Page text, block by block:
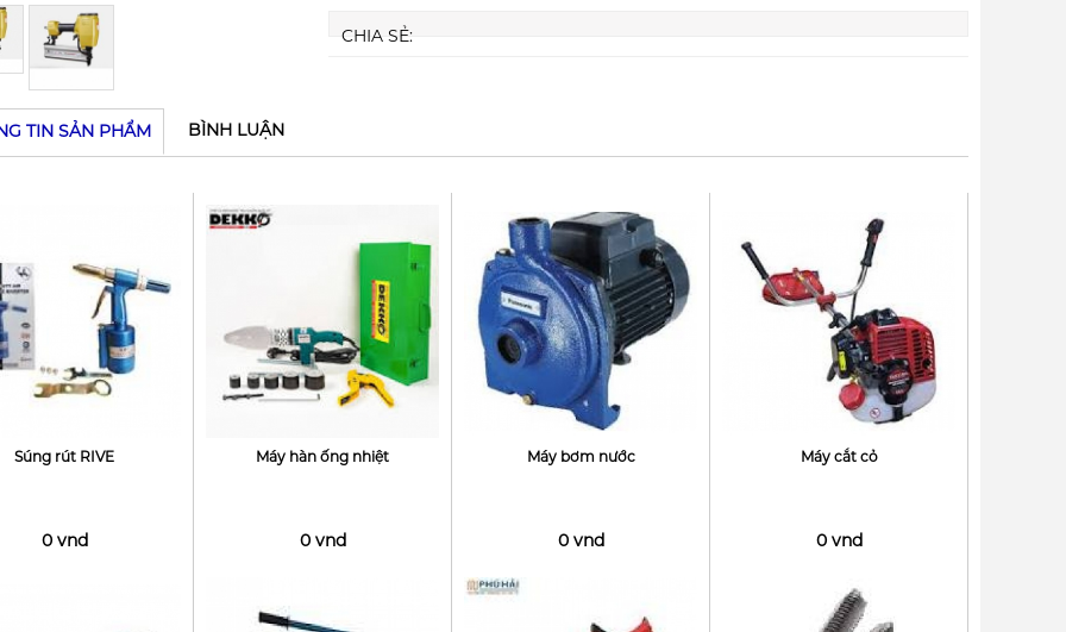
CHIA SẺ:
TIN SẢN PHẨM BÌNH LUẬN
Súng rút RIVE
0 vnd
Máy hàn ống nhiệt
0 vnd
Máy bơm nước
0 vnd
Máy cắt cỏ
0 vnd